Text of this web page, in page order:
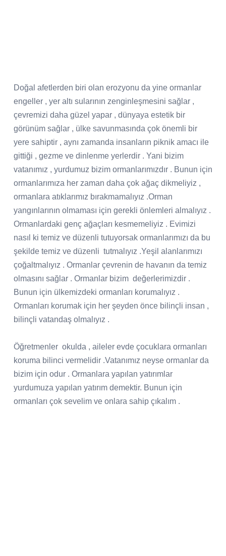
Doğal afetlerden biri olan erozyonu da yine ormanlar
engeller , yer altı sularının zenginleşmesini sağlar ,
çevremizi daha güzel yapar , dünyaya estetik bir
görünüm sağlar , ülke savunmasında çok önemli bir
yere sahiptir , aynı zamanda insanların piknik amacı ile
gittiği , gezme ve dinlenme yerlerdir . Yani bizim
vatanımız , yurdumuz bizim ormanlarımızdır . Bunun için
ormanlarımıza her zaman daha çok ağaç dikmeliyiz ,
ormanlara atıklarımız bırakmamalıyız .Orman
yangınlarının olmaması için gerekli önlemleri almalıyız .
Ormanlardaki genç ağaçları kesmemeliyiz . Evimizi
nasıl ki temiz ve düzenli tutuyorsak ormanlarımızı da bu
şekilde temiz ve düzenli tutmalıyız .Yeşil alanlarımızı
çoğaltmalıyız . Ormanlar çevrenin de havanın da temiz
olmasını sağlar . Ormanlar bizim değerlerimizdir .
Bunun için ülkemizdeki ormanları korumalıyız .
Ormanları korumak için her şeyden önce bilinçli insan ,
bilinçli vatandaş olmalıyız .
Öğretmenler okulda , aileler evde çocuklara ormanları
koruma bilinci vermelidir .Vatanımız neyse ormanlar da
bizim için odur . Ormanlara yapılan yatırımlar
yurdumuza yapılan yatırım demektir. Bunun için
ormanları çok sevelim ve onlara sahip çıkalım .